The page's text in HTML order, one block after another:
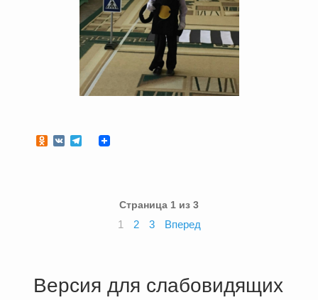
Odnoklassniki
VKTelegram
Страница 1 из 3
1 2 3 Вперед
Версия для слабовидящих